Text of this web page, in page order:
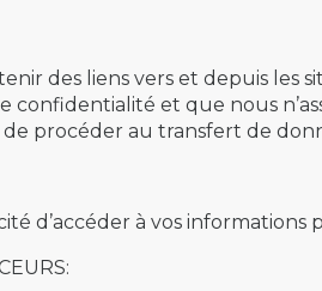
des liens vers et depuis les
confidentialité et que nous
procéder au transfert de
d’accéder à vos